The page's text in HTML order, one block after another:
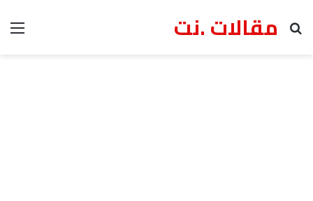
مقالات .نت
بحث عن